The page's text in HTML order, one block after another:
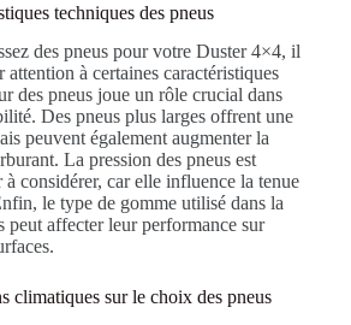
techniques des pneus
des pneus pour votre Duster 4×4, il
attention à certaines caractéristiques
des pneus joue un rôle crucial dans
Des pneus plus larges offrent une
peuvent également augmenter la
La pression des pneus est
à considérer, car elle influence la tenue
le type de gomme utilisé dans la
peut affecter leur performance sur
climatiques sur le choix des pneus